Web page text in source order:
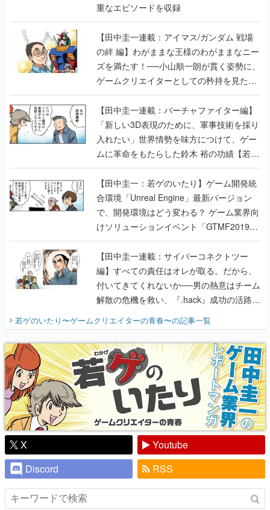
重なエピソードを収録
【田中圭一連載：アイマス/ガンダム 戦場
の絆 編】わがままな王様のわがままなニー
ズを満たす！──小山順一朗が貫く姿勢に、
ゲームクリエイターとしての矜持を見た
【若ゲのいたり最終回】
【田中圭一連載：バーチャファイター編】
「新しい3D表現のために、軍事技術を採り
入れたい」世界情勢を味方につけて、ゲー
ムに革命をもたらした鈴木 裕の功績【若ゲ
のいたり】
【田中圭一：若ゲのいたり】ゲーム開発統
合環境「Unreal Engine」最新バージョン
で、開発環境はどう変わる？ ゲーム業界向
けソリューションイベント「GTMF2019」
に行って、より理解を深めよう【PR】
【田中圭一連載：サイバーコネクトツー
編】すべての責任はオレが取る。だから、
付いてきてくれないか──男の熱意はチーム
解散の危機を救い、『.hack』成功の活路を
開く。業界の快男児・松山 洋に流れる血は
『少年ジャンプ』色だった【若ゲのいた
り】
若ゲのいたり〜ゲームクリエイターの青春〜の記事一覧
X
Youtube
Discord
RSS